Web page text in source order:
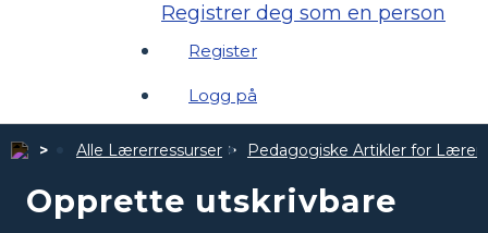
Registrer deg som en person
Register
Logg på
Alle Lærerressurser Pedagogiske Artikler for
Opprette utskrivbare